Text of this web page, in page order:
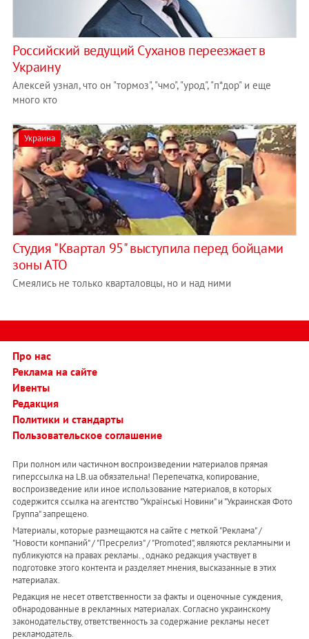
Российский ведущий Суханов переезжает в
Украину
Алексей узнал, что он "тормоз", "чмо", "урод", "п*дор" и еще
много кто
Украина
Студия "Квартал 95" выступила перед бойцами
зоны АТО
Смеялись не только кварталовцы, но и над ними
Про нас
Реклама на сайте
Ивенты
Редакция
Политики и стандарты
Пользовательское соглашение
При полном или частичном воспроизведении материалов прямая
гиперссылка на LB.ua обязательна! Перепечатка, копирование,
воспроизведение или иное использование материалов, в которых
содержится ссылка на агентство "Українськi Новини" и "Украинская Фото
Группа" запрещено.
Материалы, которые размещаются на сайте с меткой "Реклама" /
"Новости компаний" / "Пресрелиз" / "Promoted", являются рекламными и
публикуются на правах рекламы. , однако редакция участвует в
подготовке этого контента и разделяет мнения, высказанные в этих
материалах.
Редакция не несет ответственности за факты и оценочные суждения,
обнародованные в рекламных материалах. Согласно украинскому
законодательству, ответственность за содержание рекламы несет
рекламодатель.